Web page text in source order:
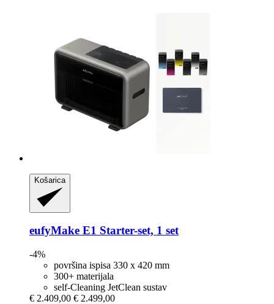
Košarica
eufyMake E1 Starter-​set, 1 set
-4%
površina ispisa 330 x 420 mm
300+ materijala
self-Cleaning JetClean sustav
€ 2.409,00 € 2.499,00